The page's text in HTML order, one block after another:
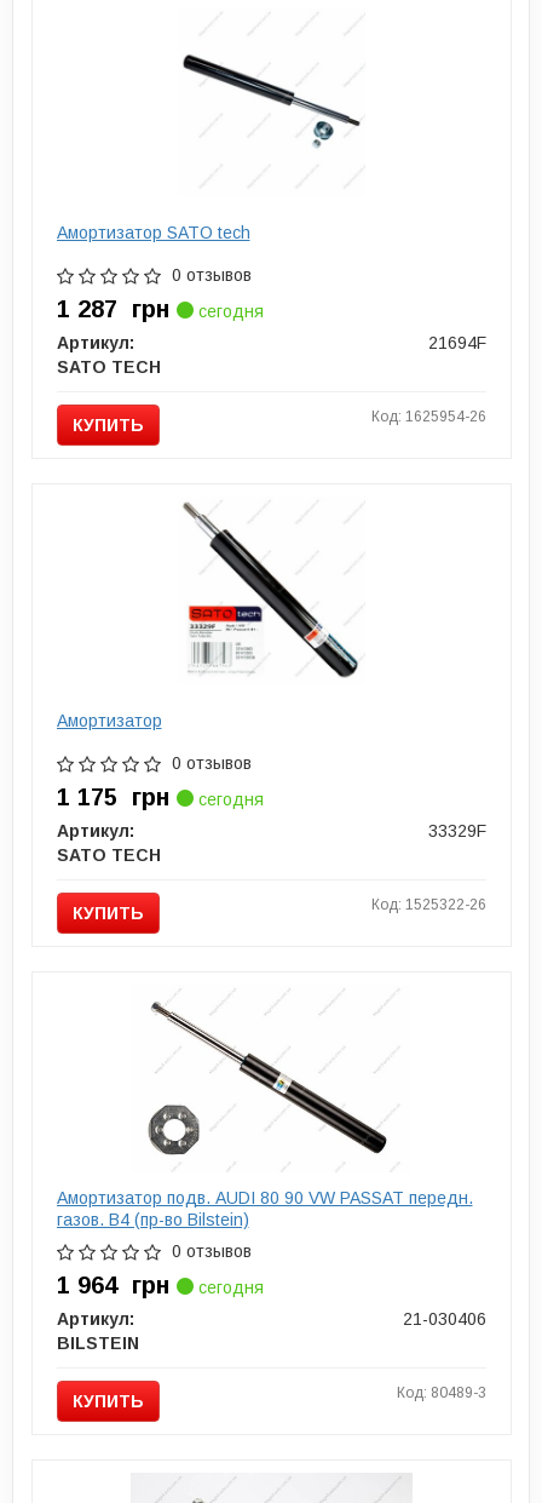
Амортизатор SATO tech
0 отзывов
1 287 грн
сегодня
Артикул:
21694F
SATO TECH
КУПИТЬ Код: 1625954-26
Амортизатор
0 отзывов
1 175 грн
сегодня
Артикул:
33329F
SATO TECH
КУПИТЬ Код: 1525322-26
Амортизатор подв. AUDI 80 90 VW PASSAT передн.
газов. B4 (пр-во Bilstein)
0 отзывов
1 964 грн
сегодня
Артикул:
21-030406
BILSTEIN
КУПИТЬ Код: 80489-3